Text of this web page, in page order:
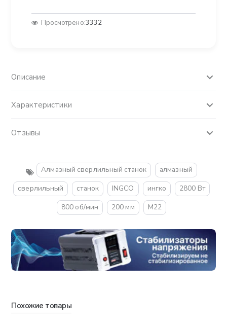
Просмотрено:3332
Описание
Характеристики
Отзывы
Алмазный сверлильный станок
алмазный
сверлильный
станок INGCO ингко
2800 Вт
800 об/мин
200 мм M22
Похожие товары